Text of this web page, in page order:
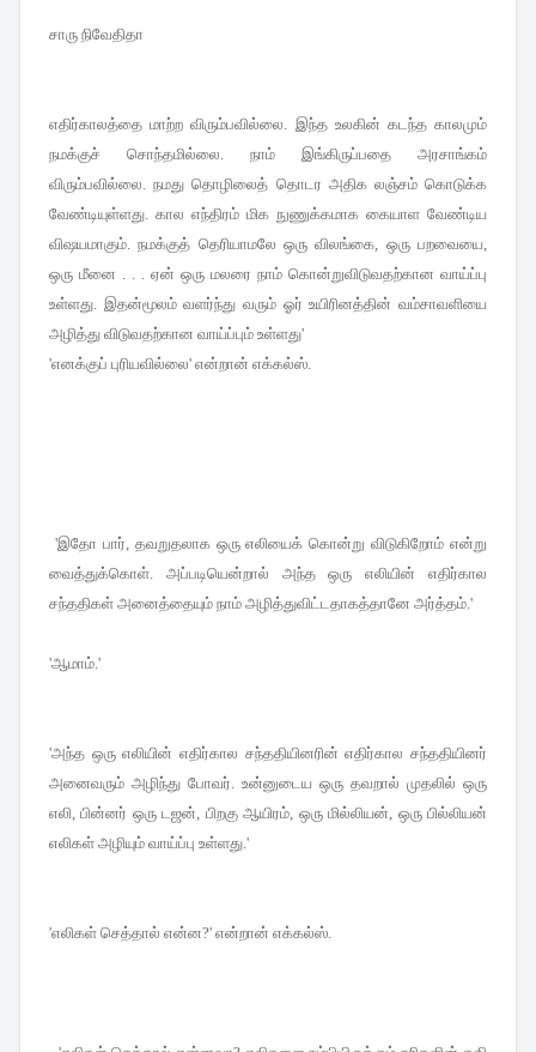
சாரு நிவேதிதா
எதிர்காலத்தை மாற்ற விரும்பவில்லை
இந்த உலகின் கடந்த காலமும்
நமக்குச் சொந்தமில்லை
நாம் இங்கிருப்பதை அரசாங்கம்
விரும்பவில்லை .நமது தொழிலைத் தொடர அதிக லஞ்சம் கொடுக்க
வேண்டியுள்ளது கால எந்திரம் மிக நுணுக்கமாக கையாள வேண்டிய
விஷயமாகும் .நமக்குத் தெரியாமலே ஒரு விலங்கை ஒரு பறவையை
ஒரு மீனை
ஏன் ஒரு மலரை நாம் கொன்றுவிடுவதற்கான வாய்ப்பு
உள்ளது இதன்மூலம் வளர்ந்து வரும் ஓர் உயிரினத்தின் வம்சாவளியை
அழித்து விடுவதற்கான வாய்ப்பும் உள்ளது'
'எனக்குப் புரியவில்லை' என்றான் எக்கல்ஸ்
'இதோ பார் தவறுதலாக ஒரு எலியைக் கொன்று விடுகிறோம் என்று
வைத்துக்கொள்
அப்படியென்றால் அந்த ஒரு எலியின் எதிர்கால
சந்ததிகள் அனைத்தையும் நாம் அழித்துவிட்டதாகத்தானே அர்த்தம் '
'ஆமாம் '
'அந்த ஒரு எலியின் எதிர்கால சந்ததியினரின் எதிர்கால சந்ததியினர்
அனைவரும் அழிந்து போவர்
உன்னுடைய ஒரு தவறால் முதலில் ஒரு
எலி ,பின்னர் ஒரு டஜன் பிறகு ஆயிரம் ஒரு மில்லியன் ஒரு பில்லியன்
எலிகள் அழியும் வாய்ப்பு உள்ளது '
'எலிகள் செத்தால் என்ன?' என்றான் எக்கல்ஸ்